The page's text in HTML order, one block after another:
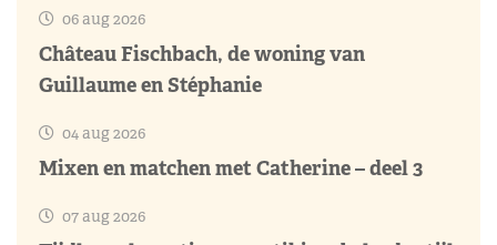
06 aug 2026
Château Fischbach, de woning van
Guillaume en Stéphanie
04 aug 2026
Mixen en matchen met Catherine – deel 3
07 aug 2026